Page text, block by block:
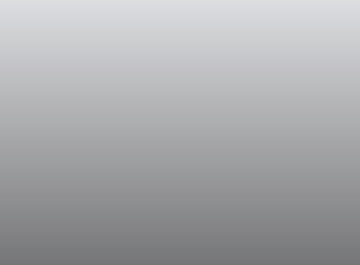
مکہ مکرمہ میں سونے کے متعدد